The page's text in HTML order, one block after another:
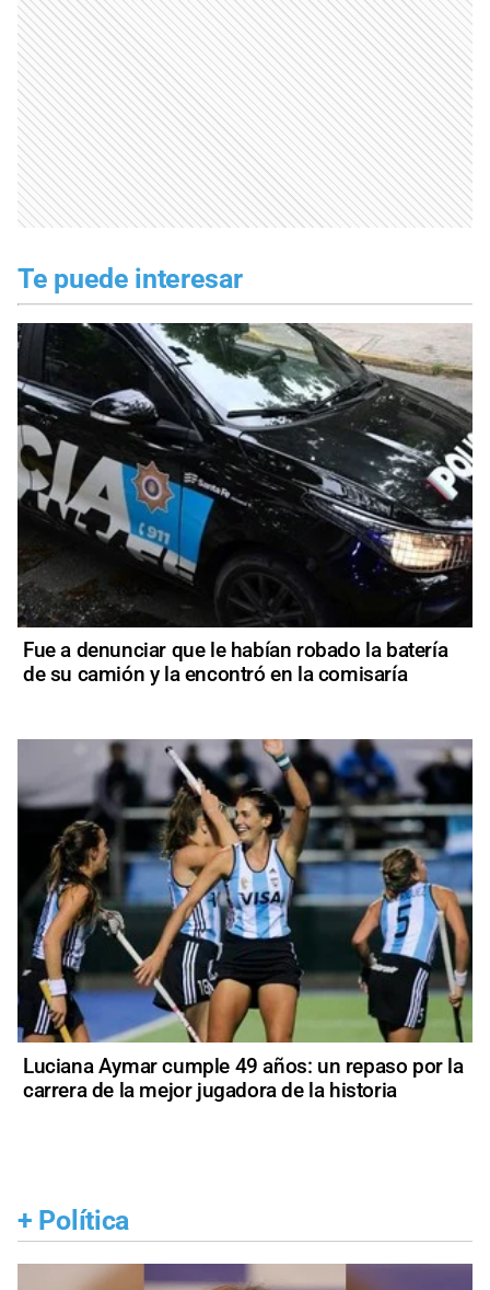
Te puede interesar
Fue a denunciar que le habían robado la batería
de su camión y la encontró en la comisaría
Luciana Aymar cumple 49 años: un repaso por la
carrera de la mejor jugadora de la historia
+ Política